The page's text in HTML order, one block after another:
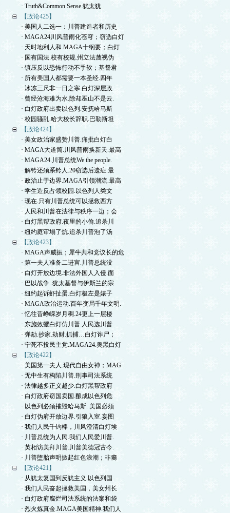
· Truth&Common Sense.犹太犹
【政论425】
· 美国人二选一：川普建造者和历史
· MAGA24川风普雨化苍穹；窃选白灯
· 天时地利人和.MAGA十纲要；白灯
· 国有国法.校有校规.州立法蔑视伪
· 镇压反以恐怖行动不手软；基督君
· 所有美国人都需要一本圣经.四年
· 冰冻三尺非一日之寒.白灯深层政
· 曾经沧海难为水.除却巫山不是云.
· 白灯政府出卖以色列.安抚哈马斯
· 校园骚乱.哈大校长辞职.巴勒斯坦
【政论424】
· 美女政治家盛赞川普.痛批白灯白
· MAGA大道简.川风普雨换新天.最高
· MAGA24.川普总统We the people.
· 解铃还须系铃人.20窃选后遗症.最
· 政治止于边界.MAGA引领潮流.最高
· 学生造反占领校园.以色列人类文
· 现在.只有川普总统可以拯救西方
· 人民和川普在法律与秩序一边；会
· 白灯黑帮政府.夜里的小偷.追杀川
· 纽约庭审塌了炕.追杀川普泡了汤
【政论423】
· MAGA声威振；犀牛共和党议长的危
· 第一夫人准备二进宫.川普总统没
· 白灯开放边境.非法外国人入侵.面
· 巴以战争..犹太基督与伊斯兰的宗
· 纽约起诉虾扯蛋.白灯极左是婊子
· MAGA政治运动.百年变局千年文明.
· 忆往昔峥嵘岁月稠.24更上一层楼
· 东施效颦白灯仿川普.人民选川普
· 弹劾.抄家.劫财.抓捕…白灯诈尸；
· 宁死不投民主党.MAGA24.奥黑白灯
【政论422】
· 美国第一夫人.现代自由女神；MAG
· 无中生有构陷川普.刑事司法系统
· 法律越多正义越少.白灯黑帮政府
· 白灯政府窃国卖国.酿成以色列危
· 以色列必须摧毁哈马斯. 美国必须
· 白灯伪府开放边界.引狼入室.妄图
· 我们人民千钧棒，川风澄清白灯埃
· 川普总统为人民.我们人民爱川普.
· 英相访美拜川普.川普美德冠古今.
· 川普堕胎声明掀起红色浪潮；非裔
【政论421】
· 从犹太复国到反犹主义.以色列国
· 我们人民奋起拯救美国，美女州长
· 白灯政府腐烂司法系统的法案和袋
· 烈火炼真金.MAGA美国精神.我们人